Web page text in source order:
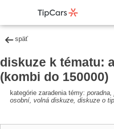
späť
diskuze k tématu:
(kombi do 150000)
kategórie zaradenia témy:
osobní, volná diskuze, diskuze o